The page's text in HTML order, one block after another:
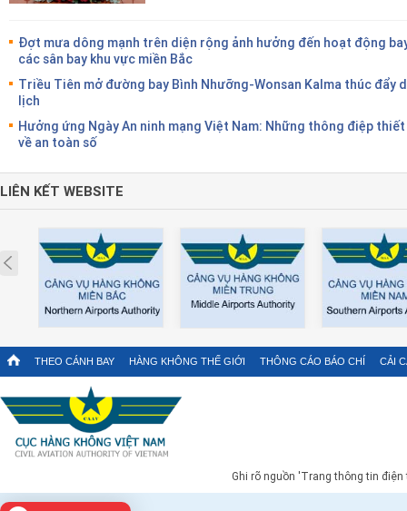
Đợt mưa dông mạnh trên diện rộng ảnh hưởng đến hoạt động
các sân bay khu vực miền Bắc
Triều Tiên mở đường bay Bình Nhưỡng-Wonsan Kalma thúc đẩy
lịch
Hưởng ứng Ngày An ninh mạng Việt Nam: Những thông điệp
về an toàn số
LIÊN KẾT WEBSITE
Prev
THEO CÁNH BAY HÀNG KHÔNG THẾ GIỚI THÔNG CÁO BÁO CHÍ CẢI
Ghi rõ nguồn 'Trang thông tin